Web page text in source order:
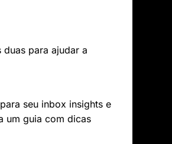
duas para ajudar a
seu inbox insights e
um guia com dicas